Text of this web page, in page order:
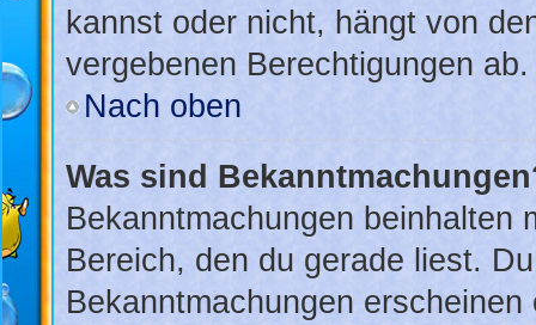
kannst oder nicht, hängt von
vergebenen Berechtigungen ab.
Nach oben
Was sind
Bekanntmachungen beinhalten
Bereich, den du gerade liest.
Bekanntmachungen